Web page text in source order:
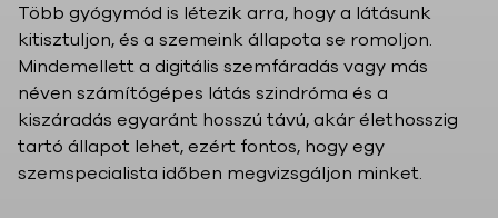
Több gyógymód is létezik arra, hogy a látásunk
kitisztuljon, és a szemeink állapota se romoljon.
Mindemellett a digitális szemfáradás vagy más
néven számítógépes látás szindróma és a
kiszáradás egyaránt hosszú távú, akár élethosszig
tartó állapot lehet, ezért fontos, hogy egy
szemspecialista időben megvizsgáljon minket.